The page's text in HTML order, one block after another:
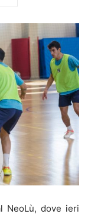
NeoLù, dove ieri